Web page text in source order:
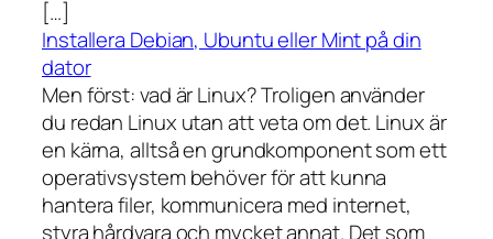
[…]
Installera Debian, Ubuntu eller Mint på din
dator
Men först: vad är Linux? Troligen använder
du redan Linux utan att veta om det. Linux är
en kärna, alltså en grundkomponent som ett
operativsystem behöver för att kunna
hantera filer, kommunicera med internet,
styra hårdvara och mycket annat. Det som